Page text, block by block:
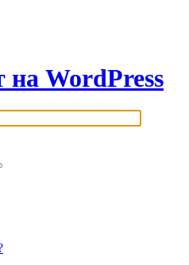
на WordPress